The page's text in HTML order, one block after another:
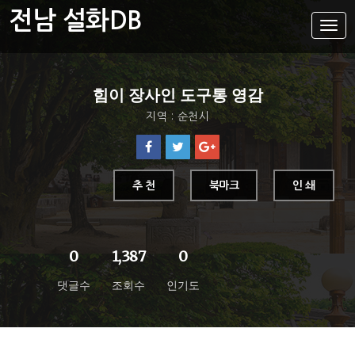
설
화
메
뉴
전남 설화DB
설화DB
통합검색
지역별
힘이 장사인 도구통 영감
지역 : 순천시
0
댓글수
1,387
조회수
0
인기도
추 천 북마크 인 쇄